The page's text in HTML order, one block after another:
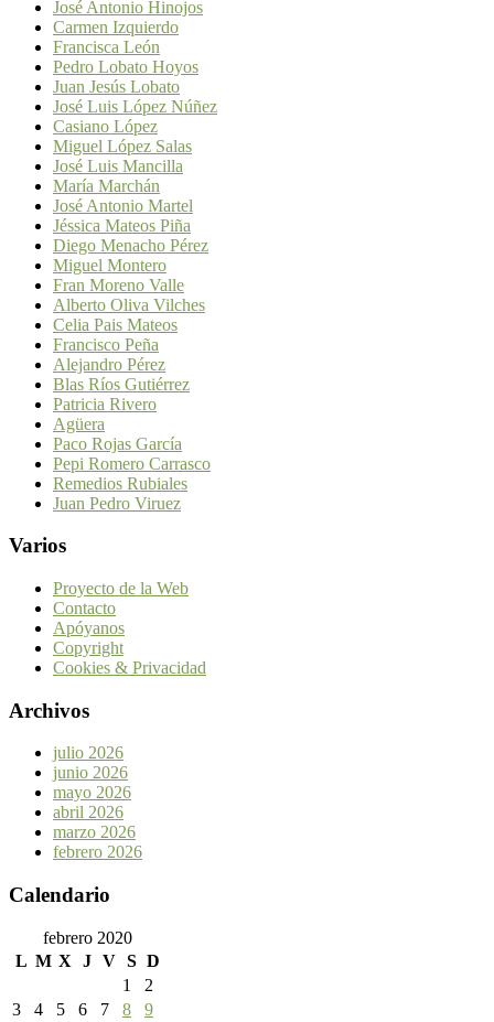
José Antonio Hinojos
Carmen Izquierdo
Francisca León
Pedro Lobato Hoyos
Juan Jesús Lobato
José Luis López Núñez
Casiano López
Miguel López Salas
José Luis Mancilla
María Marchán
José Antonio Martel
Jéssica Mateos Piña
Diego Menacho Pérez
Miguel Montero
Fran Moreno Valle
Alberto Oliva Vilches
Celia Pais Mateos
Francisco Peña
Alejandro Pérez
Blas Ríos Gutiérrez
Patricia Rivero
Agüera
Paco Rojas García
Pepi Romero Carrasco
Remedios Rubiales
Juan Pedro Viruez
Varios
Proyecto de la Web
Contacto
Apóyanos
Copyright
Cookies & Privacidad
Archivos
julio 2026
junio 2026
mayo 2026
abril 2026
marzo 2026
febrero 2026
Calendario
febrero 2020
L M X J V S D
1
2
3
4 5 6 7 8
9